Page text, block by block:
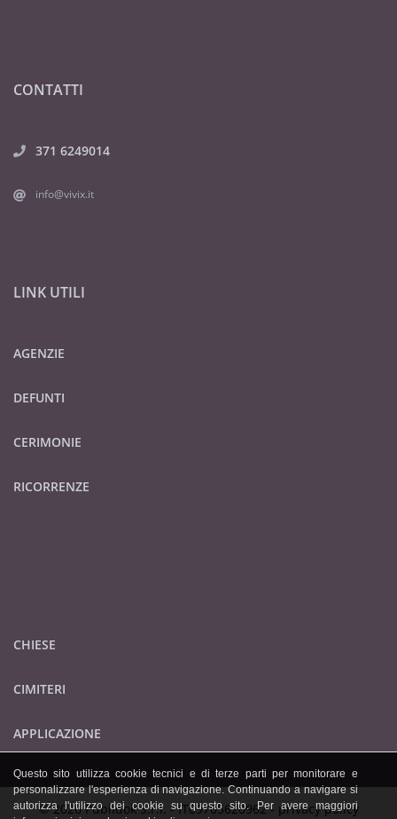
CONTATTI
371 6249014
info@vivix.it
LINK UTILI
AGENZIE
DEFUNTI
CERIMONIE
RICORRENZE
CHIESE
CIMITERI
APPLICAZIONE
© 2026 Publidok S.r.l. - IT09705620962 - privacy policy
Questo sito utilizza cookie tecnici e di terze parti per monitorare e
personalizzare l'esperienza di navigazione. Continuando a navigare si
autorizza l'utilizzo dei cookie su questo sito. Per avere maggiori